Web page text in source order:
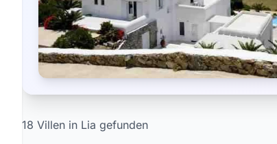
18 Villen in Lia gefunden